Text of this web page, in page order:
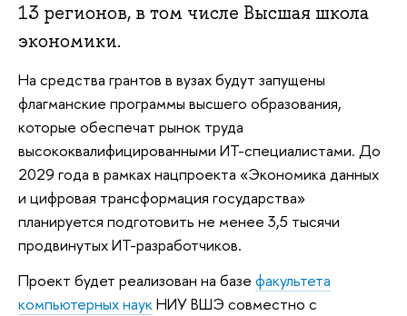
13 регионов, в том числе Высшая школа
экономики.
На средства грантов в вузах будут запущены
флагманские программы высшего образования,
которые обеспечат рынок труда
высококвалифицированными ИТ-специалистами. До
2029 года в рамках нацпроекта «Экономика данных
и цифровая трансформация государства»
планируется подготовить не менее 3,5 тысячи
продвинутых ИТ-разработчиков.
Проект будет реализован на базе факультета
компьютерных наукНИУ ВШЭ совместно с